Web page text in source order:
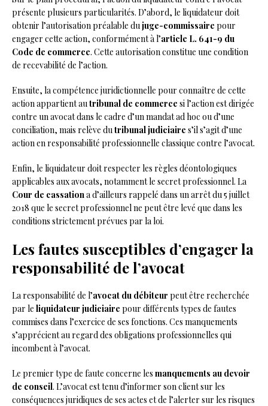
présente plusieurs particularités. D’abord, le liquidateur doit
obtenir l’autorisation préalable dujuge-commissaire pour
engager cette action, conformément à l’article L. 641-9 du
Code de commerce. Cette autorisation constitue une condition
de recevabilité de l’action.
Ensuite, la compétence juridictionnelle pour connaître de cette
action appartient autribunal de commerce si l’action est dirigée
contre un avocat dans le cadre d’un mandat ad hoc ou d’une
conciliation, mais relève dutribunal judiciaire s’il s’agit d’une
action en responsabilité professionnelle classique contre l’avocat.
Enfin, le liquidateur doit respecter les règles déontologiques
applicables aux avocats, notamment le secret professionnel. La
Cour de cassationa d’ailleurs rappelé dans un arrêt du 5 juillet
2018 que le secret professionnel ne peut être levé que dans les
conditions strictement prévues par la loi.
Les fautes susceptibles d’engager la
responsabilité de l’avocat
La responsabilité de l’avocat du débiteur peut être recherchée
par le liquidateur judiciaire pour différents types de fautes
commises dans l’exercice de ses fonctions. Ces manquements
s’apprécient au regard des obligations professionnelles qui
incombent à l’avocat.
Le premier type de faute concerne les manquements au devoir
de conseil. L’avocat est tenu d’informer son client sur les
conséquences juridiques de ses actes et de l’alerter sur les risques